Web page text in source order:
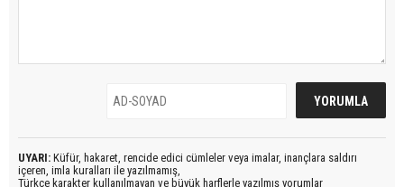
UYARI: Küfür, hakaret, rencide edici cümleler veya imalar, inançlara saldırı
içeren, imla kuralları ile yazılmamış,
Türkçe karakter kullanılmayan ve büyük harflerle yazılmış yorumlar